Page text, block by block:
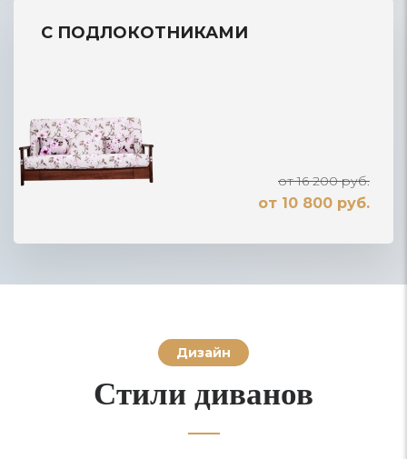
С ПОДЛОКОТНИКАМИ
от 16 200 руб.
от 10 800 руб.
Дизайн
Стили диванов